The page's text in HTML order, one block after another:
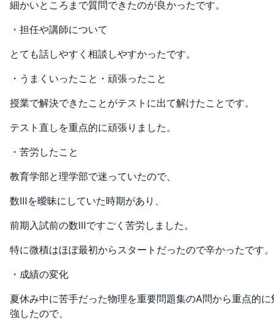
細かいところまで質問できたのが良かったです。
・担任や講師について
とても話しやすく相談しやすかったです。
・うまくいったこと・頑張ったこと
授業で解決できたことがテストに出て解けたことです。
テスト直しを重点的に頑張りました。
・苦労したこと
教育学部と理学部で迷っていたので、
数Ⅲを曖昧にしていた時期があり、
前期入試前の数Ⅲですごく苦労しました。
特に微積はほぼ最初からスタートだったので辛かったです。
・成績の変化
夏休み中に苦手だった物理を重要問題集のA問から重点的に
強したので、